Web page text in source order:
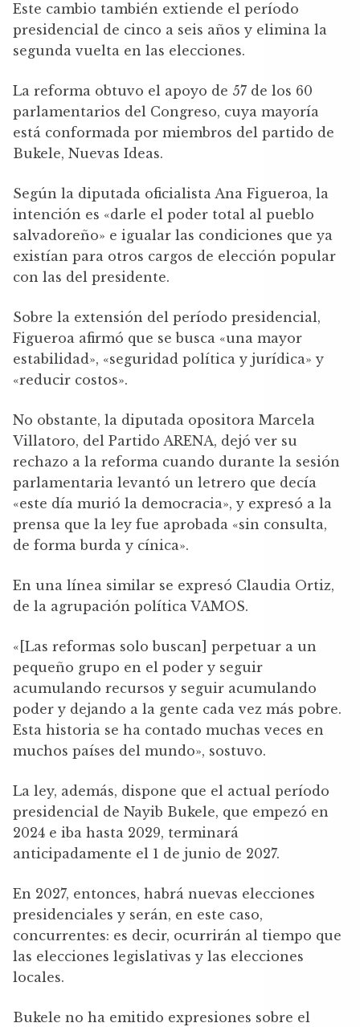
Este cambio también extiende el período
presidencial de cinco a seis años y elimina la
segunda vuelta en las elecciones.
La reforma obtuvo el apoyo de 57 de los 60
parlamentarios del Congreso, cuya mayoría
está conformada por miembros del partido de
Bukele, Nuevas Ideas.
Según la diputada oficialista Ana Figueroa, la
intención es «darle el poder total al pueblo
salvadoreño» e igualar las condiciones que ya
existían para otros cargos de elección popular
con las del presidente.
Sobre la extensión del período presidencial,
Figueroa afirmó que se busca «una mayor
estabilidad», «seguridad política y jurídica» y
«reducir costos».
No obstante, la diputada opositora Marcela
Villatoro, del Partido ARENA, dejó ver su
rechazo a la reforma cuando durante la sesión
parlamentaria levantó un letrero que decía
«este día murió la democracia», y expresó a la
prensa que la ley fue aprobada «sin consulta,
de forma burda y cínica».
En una línea similar se expresó Claudia Ortiz,
de la agrupación política VAMOS.
«[Las reformas solo buscan] perpetuar a un
pequeño grupo en el poder y seguir
acumulando recursos y seguir acumulando
poder y dejando a la gente cada vez más pobre.
Esta historia se ha contado muchas veces en
muchos países del mundo», sostuvo.
La ley, además, dispone que el actual período
presidencial de Nayib Bukele, que empezó en
2024 e iba hasta 2029, terminará
anticipadamente el 1 de junio de 2027.
En 2027, entonces, habrá nuevas elecciones
presidenciales y serán, en este caso,
concurrentes: es decir, ocurrirán al tiempo que
las elecciones legislativas y las elecciones
locales.
Bukele no ha emitido expresiones sobre el